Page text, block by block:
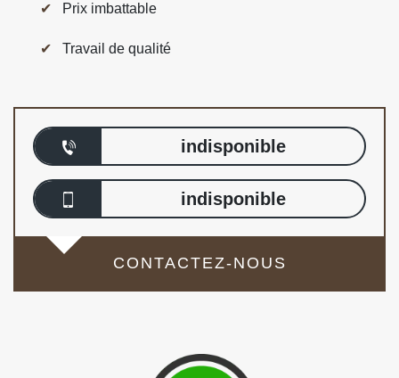
Prix imbattable
Travail de qualité
indisponible
indisponible
CONTACTEZ-NOUS